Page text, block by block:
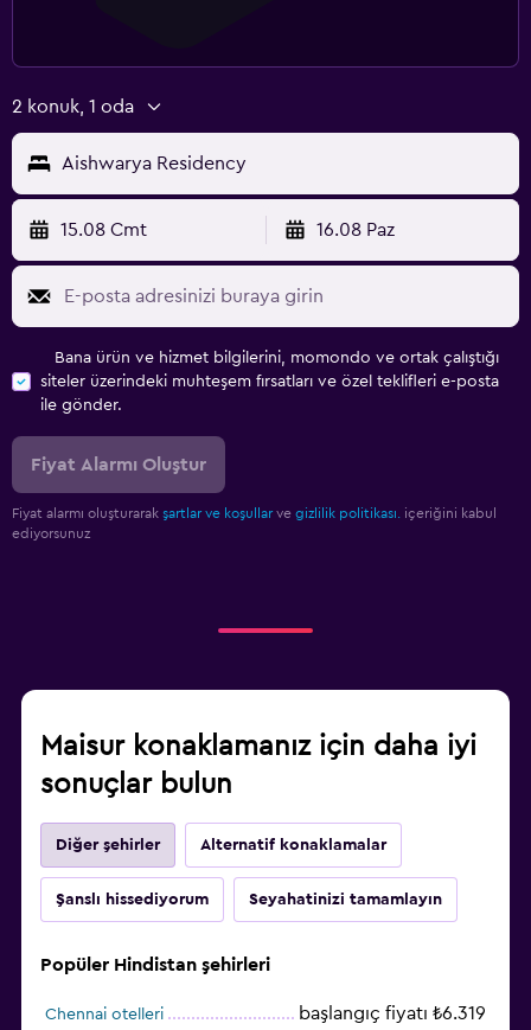
2 konuk, 1 oda
Aishwarya Residency
15.08 Cmt 16.08 Paz
Bana ürün ve hizmet bilgilerini, momondo ve ortak çalıştığı
siteler üzerindeki muhteşem fırsatları ve özel teklifleri e-posta
ile gönder.
Fiyat Alarmı Oluştur
Fiyat alarmı oluşturarak şartlar ve koşullar ve gizlilik politikası.
içeriğini kabul
ediyorsunuz
Maisur konaklamanız için daha iyi
sonuçlar bulun
Diğer şehirler Alternatif konaklamalar
Şanslı hissediyorum Seyahatinizi tamamlayın
Popüler Hindistan şehirleri
Chennai otelleri başlangıç fiyatı ₺6.319